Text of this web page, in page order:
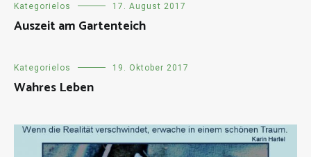
Kategorielos 17. August 2017
Auszeit am Gartenteich
Kategorielos 19. Oktober 2017
Wahres Leben